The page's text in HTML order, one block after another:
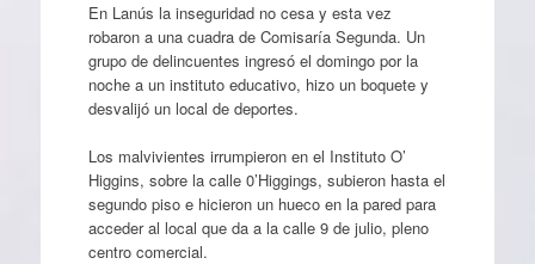
En Lanús la inseguridad no cesa y esta vez
robaron a una cuadra de Comisaría Segunda. Un
grupo de delincuentes ingresó el domingo por la
noche a un instituto educativo, hizo un boquete y
desvalijó un local de deportes.
Los malvivientes irrumpieron en el Instituto O’
Higgins, sobre la calle 0’Higgings, subieron hasta el
segundo piso e hicieron un hueco en la pared para
acceder al local que da a la calle 9 de julio, pleno
centro comercial.